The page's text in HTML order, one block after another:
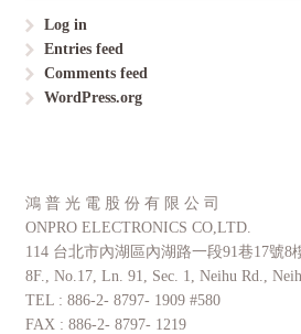
Log in
Entries feed
Comments feed
WordPress.org
鴻 普 光 電 股 份 有 限 公 司
ONPRO ELECTRONICS CO,LTD.
114 台北市內湖區內湖路一段91巷17號8
8F., No.17, Ln. 91, Sec. 1, Neihu Rd.,
TEL : 886-2- 8797- 1909 #580
FAX : 886-2- 8797- 1219